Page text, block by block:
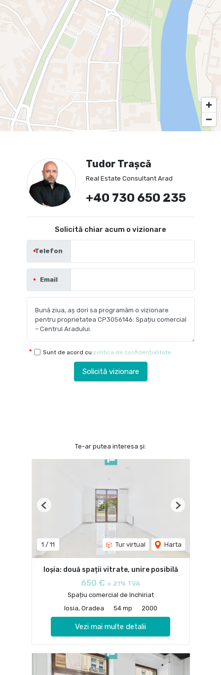
Tudor Trașcă
Real Estate Consultant Arad
+40 730 650 235
Solicită chiar acum o vizionare
Telefon
Email
Sunt de acord cu politica de confidențialitate
Solicită vizionare
Te-ar putea interesa și:
1 / 11 Tur virtual Harta
Previous Next
Ioșia: două spații vitrate, unire posibilă
650 € + 21% TVA
Spațiu comercial de închiriat
Iosia, Oradea
54 mp 2000
Vezi mai multe detalii